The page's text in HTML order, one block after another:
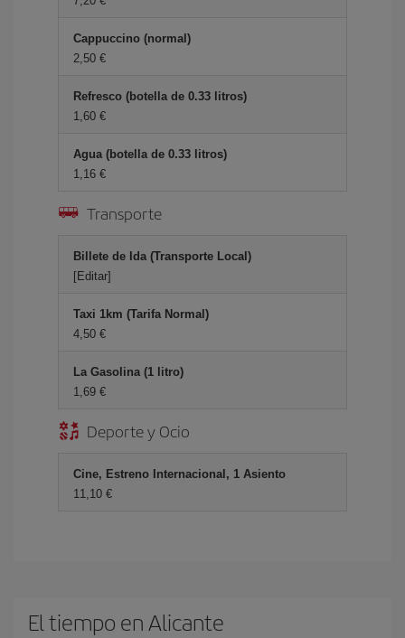
Cappuccino (normal)
2,50 €
Refresco (botella de 0.33 litros)
1,60 €
Agua (botella de 0.33 litros)
1,16 €
Transporte
Billete de Ida (Transporte Local)
[Editar]
Taxi 1km (Tarifa Normal)
4,50 €
La Gasolina (1 litro)
1,69 €
Deporte y Ocio
Cine, Estreno Internacional, 1 Asiento
11,10 €
El tiempo en Alicante